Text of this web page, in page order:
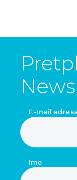
E-mail adresa
Ime